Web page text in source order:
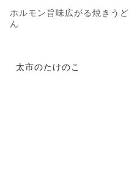
ホルモン旨味広がる焼きうど
ん
太市のたけのこ